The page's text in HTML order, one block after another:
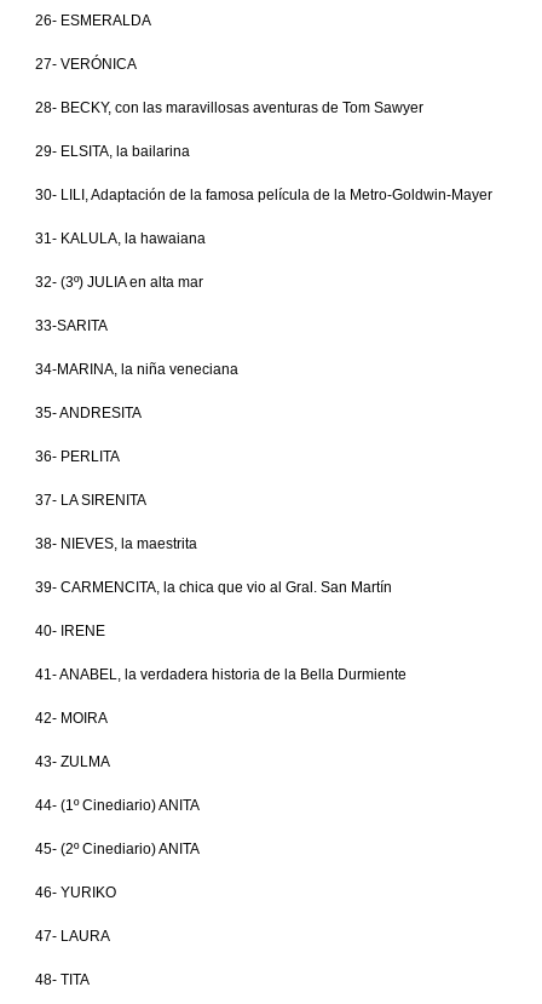
26- ESMERALDA
27- VERÓNICA
28- BECKY, con las maravillosas aventuras de Tom Sawyer
29- ELSITA, la bailarina
30- LILI, Adaptación de la famosa película de la Metro-Goldwin-Mayer
31- KALULA, la hawaiana
32- (3º) JULIA en alta mar
33-SARITA
34-MARINA, la niña veneciana
35- ANDRESITA
36- PERLITA
37- LA SIRENITA
38- NIEVES, la maestrita
39- CARMENCITA, la chica que vio al Gral. San Martín
40- IRENE
41- ANABEL, la verdadera historia de la Bella Durmiente
42- MOIRA
43- ZULMA
44- (1º Cinediario) ANITA
45- (2º Cinediario) ANITA
46- YURIKO
47- LAURA
48- TITA